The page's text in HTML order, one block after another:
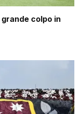
colpo in